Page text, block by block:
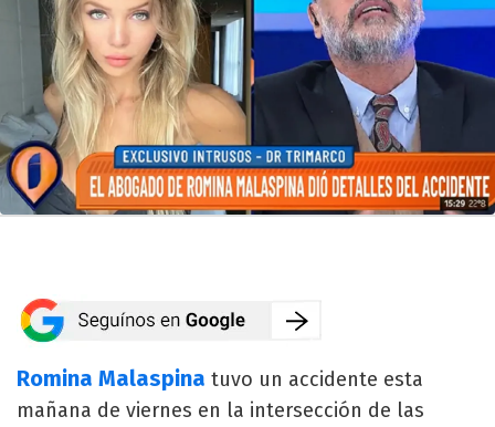
Romina Malaspina tuvo un accidente esta
mañana de viernes en la intersección de las